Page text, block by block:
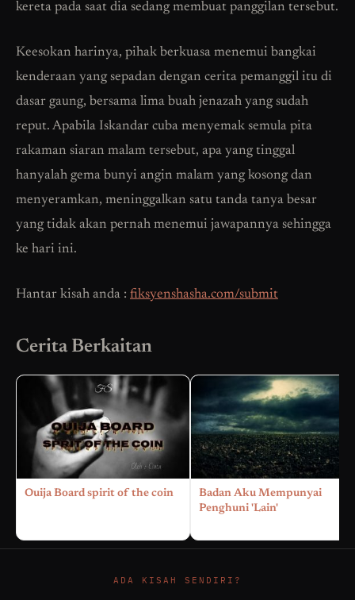
kereta pada saat dia sedang membuat panggilan tersebut.
Keesokan harinya, pihak berkuasa menemui bangkai
kenderaan yang sepadan dengan cerita pemanggil itu di
dasar gaung, bersama lima buah jenazah yang sudah
reput. Apabila Iskandar cuba menyemak semula pita
rakaman siaran malam tersebut, apa yang tinggal
hanyalah gema bunyi angin malam yang kosong dan
menyeramkan, meninggalkan satu tanda tanya besar
yang tidak akan pernah menemui jawapannya sehingga
ke hari ini.
Hantar kisah anda : fiksyenshasha.com/submit
Cerita Berkaitan
Ouija Board spirit of the coin
Badan Aku Mempunyai
Penghuni 'Lain'
ADA KISAH SENDIRI?